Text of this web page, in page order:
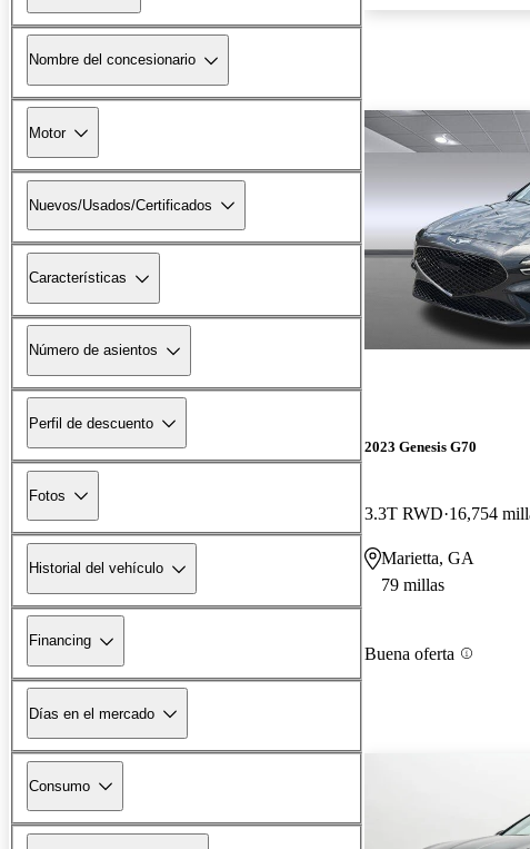
Nombre del concesionario
Motor
Nuevos/Usados/Certificados
Características
Número de asientos
Perfil de descuento
Fotos
Historial del vehículo
Financing
Días en el mercado
Consumo
2023 Genesis G70
3.3T RWD 16,754
Marietta, GA
79 millas
Buena oferta